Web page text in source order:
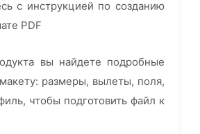
с инструкцией по созданию
PDF
вы найдете подробные
размеры, вылеты, поля,
чтобы подготовить файл к